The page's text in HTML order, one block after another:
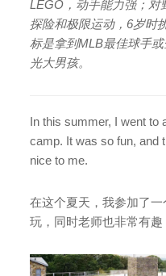
LEGO，动手能力强；对
探险和极限运动，6岁时
标是拿到MLB最佳球手
光大男孩。
In this summer, I went to
camp. It was so fun, and
nice to me.
在这个夏天，我参加了
玩，同时老师也非常有趣